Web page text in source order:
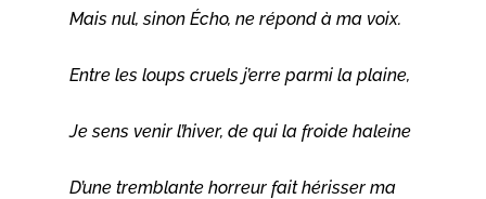
Mais nul, sinon Écho, ne répond à ma voix.
Entre les loups cruels j’erre parmi la plaine,
Je sens venir l’hiver, de qui la froide haleine
D’une tremblante horreur fait hérisser ma